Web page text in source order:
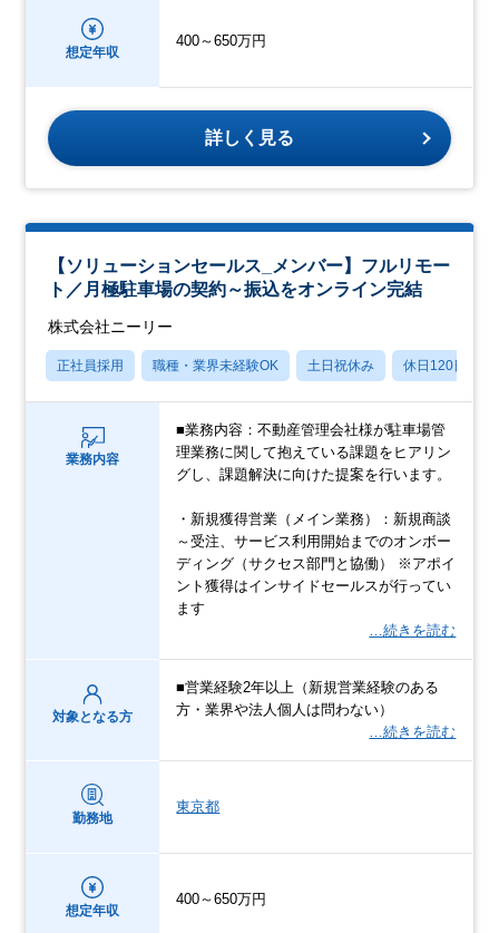
想定年収
400～650万円
詳しく見る
【ソリューションセールス_メンバー】フルリモー
ト／月極駐車場の契約～振込をオンライン完結
株式会社ニーリー
正社員採用 職種・業界未経験OK 土日祝休み 休日120日以上
業務内容
■業務内容：不動産管理会社様が駐車場管
理業務に関して抱えている課題をヒアリン
グし、課題解決に向けた提案を行います。
・新規獲得営業（メイン業務）：新規商談
～受注、サービス利用開始までのオンボー
ディング（サクセス部門と協働） ※アポイ
ント獲得はインサイドセールスが行ってい
ます
…続きを読む
対象となる方
■営業経験2年以上（新規営業経験のある
方・業界や法人個人は問わない）
…続きを読む
勤務地
東京都
想定年収
400～650万円